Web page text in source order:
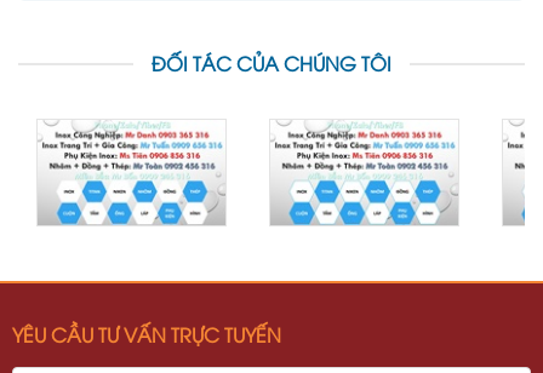
ĐỐI TÁC CỦA CHÚNG TÔI
YÊU CẦU TƯ VẤN TRỰC TUYẾN